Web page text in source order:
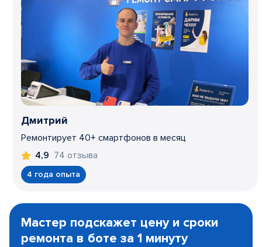
Дмитрий
Ремонтирует 40+ смартфонов в месяц
4,9 74 отзыва
4 года опыта
1
Мастер подскажет цену и сроки
ремонта в боте за 1 минуту